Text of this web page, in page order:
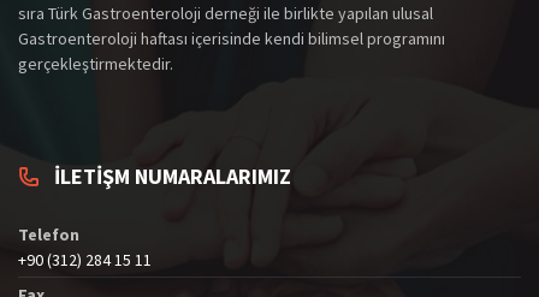
sıra Türk Gastroenteroloji derneği ile birlikte yapılan ulusal
Gastroenteroloji haftası içerisinde kendi bilimsel programını
gerçekleştirmektedir.
İLETİŞM NUMARALARIMIZ
Telefon
+90 (312) 284 15 11